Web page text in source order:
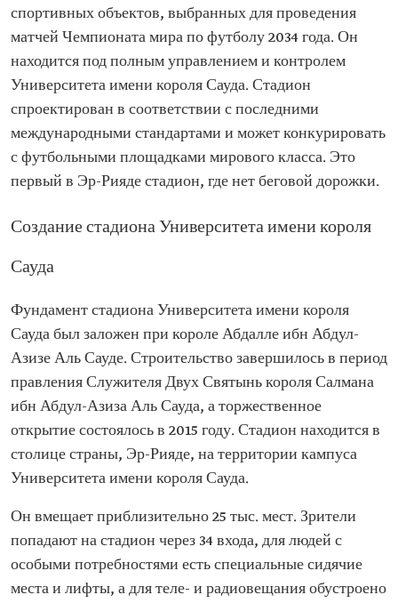
спортивных объектов, выбранных для проведения
матчей Чемпионата мира по футболу 2034 года. Он
находится под полным управлением и контролем
Университета имени короля Сауда. Стадион
спроектирован в соответствии с последними
международными стандартами и может конкурировать
с футбольными площадками мирового класса. Это
первый в Эр-Рияде стадион, где нет беговой дорожки.
Создание стадиона Университета имени короля
Сауда
Фундамент стадиона Университета имени короля
Сауда был заложен при короле Абдалле ибн Абдул-
Азизе Аль Сауде. Строительство завершилось в период
правления Служителя Двух Святынь короля Салмана
ибн Абдул-Азиза Аль Сауда, а торжественное
открытие состоялось в 2015 году. Стадион находится в
столице страны, Эр-Рияде, на территории кампуса
Университета имени короля Сауда.
Он вмещает приблизительно 25 тыс. мест. Зрители
попадают на стадион через 34 входа, для людей с
особыми потребностями есть специальные сидячие
места и лифты, а для теле- и радиовещания обустроено